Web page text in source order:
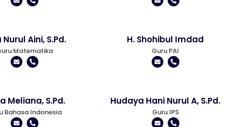
Nurul Aini, S.Pd.
Matematika
H. Shohibul Imdad
Guru PAI
Meliana, S.Pd.
Bahasa Indonesia
Hudaya Hani Nurul A, S.Pd.
Guru IPS